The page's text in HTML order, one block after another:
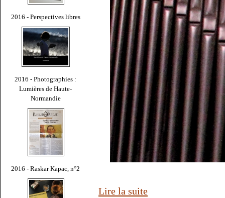
2016 - Perspectives libres
2016 - Photographies :
Lumières de Haute-
Normandie
2016 - Raskar Kapac, n°2
Lire la suite